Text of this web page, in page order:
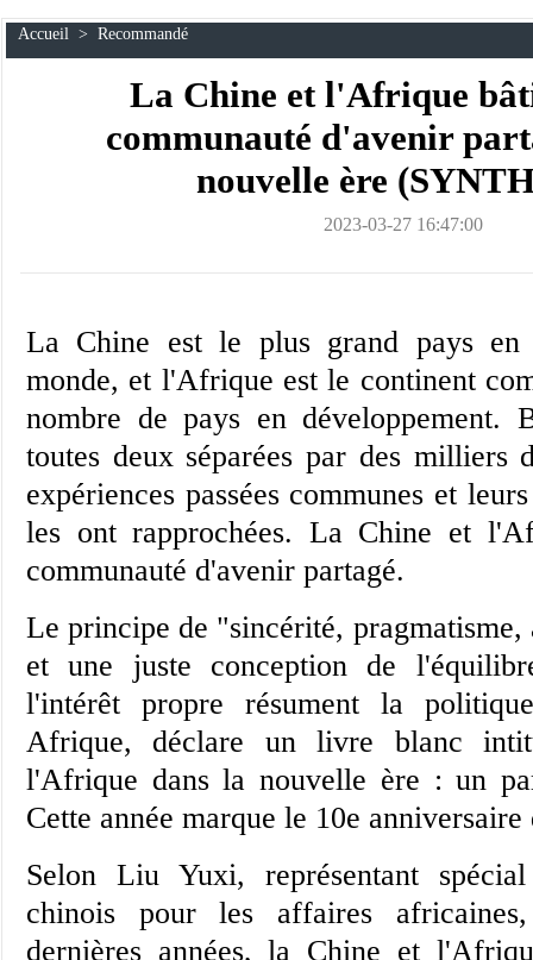
Accueil > Recommandé
La Chine et l'Afrique
communauté d'avenir
nouvelle ère
2023-03-27 16:47:00
La Chine est le plus grand pays en
monde, et l'Afrique est le continent
nombre de pays en développement.
toutes deux séparées par des milliers
expériences passées communes et
les ont rapprochées. La Chine et
communauté d'avenir partagé.
Le principe de "sincérité,
et une juste conception de
l'intérêt propre résument la
Afrique, déclare un livre blanc
l'Afrique dans la nouvelle ère : un
Cette année marque le 10e
Selon Liu Yuxi, représentant
chinois pour les affaires
dernières années, la Chine et